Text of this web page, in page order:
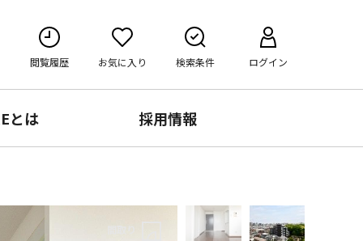
閲覧履歴 お気に入り 検索条件 ログイン
とは 採用情報